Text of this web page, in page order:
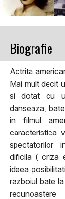
Biografie
Actrita
Mai mult decit
si dotat cu
danseaza,
in filmul
caracteristica
spectatorilor
dificila ( criza
ideea
razboiul bate